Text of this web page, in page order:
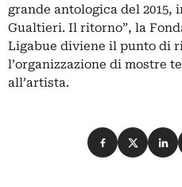
grande antologica del 2015,
Gualtieri. Il ritorno”, la
Ligabue diviene il punto di
l’organizzazione di mostre
all’artista.
Condividi su
Condividi